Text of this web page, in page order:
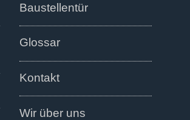
Baustellentür
Glossar
Kontakt
Wir über uns